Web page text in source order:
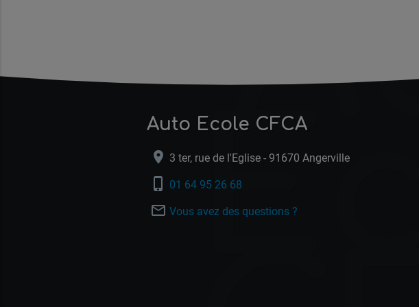
Auto Ecole CFCA
location_on 3 ter, rue de l'Eglise - 91670 Angerville
phone_iphone 01 64 95 26 68
mail_outline Vous avez des questions ?